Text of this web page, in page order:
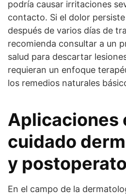
podría causar irritaciones
contacto. Si el dolor
después de varios días de
recomienda consultar a un
salud para descartar
requieran un enfoque
los remedios naturales
Aplicaciones
cuidado
y
En el campo de la